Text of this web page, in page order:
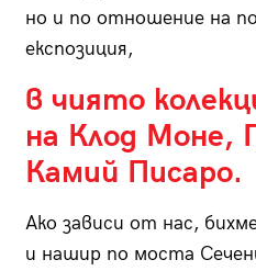
но и по отношение на
експозиция,
в чиято
на Клод Моне,
Камий Писаро.
Ако зависи от нас,
и нашир по моста